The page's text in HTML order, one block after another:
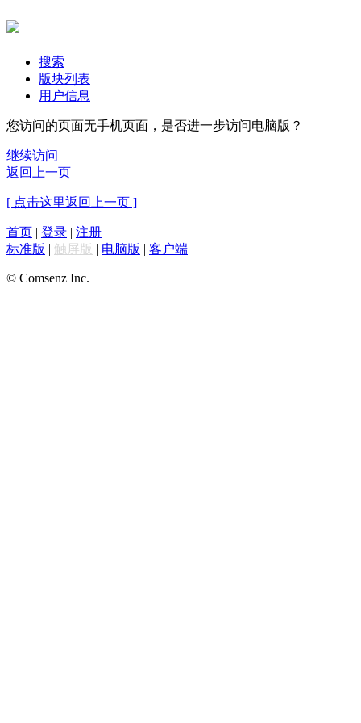
搜索
版块列表
用户信息
您访问的页面无手机页面，是否进一步访问电脑版？
继续访问
返回上一页
[ 点击这里返回上一页 ]
首页 | 登录 | 注册
标准版 | 触屏版 | 电脑版 | 客户端
© Comsenz Inc.